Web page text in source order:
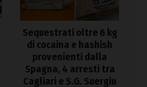
Sequestrati oltre 6 kg
di cocaina e hashish
provenienti dalla
Spagna, 4 arresti tra
Cagliari e S.G. Suergiu